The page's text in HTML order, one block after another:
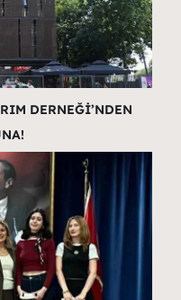
DERNEĞİ’NDEN